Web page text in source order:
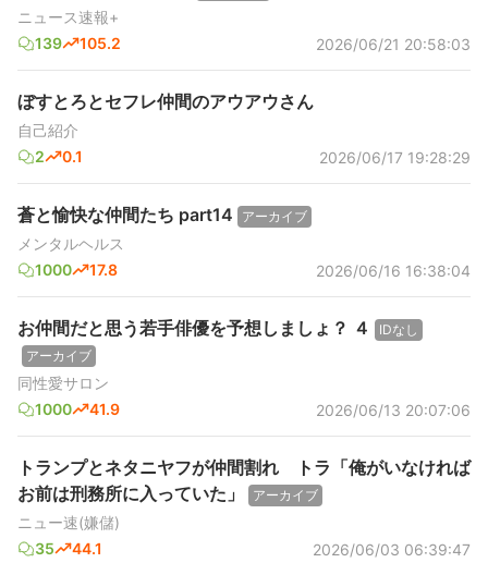
ニュース速報+
139
105.2 2026/06/21 20:58:03
ぼすとろとセフレ仲間のアウアウさん
自己紹介
2
0.1 2026/06/17 19:28:29
蒼と愉快な仲間たち part14 アーカイブ
メンタルヘルス
1000
17.8 2026/06/16 16:38:04
お仲間だと思う若手俳優を予想しましょ？ ４
IDなし
アーカイブ
同性愛サロン
1000
41.9 2026/06/13 20:07:06
トランプとネタニヤフが仲間割れ トラ「俺がいなければ
お前は刑務所に入っていた」
アーカイブ
ニュー速(嫌儲)
35
44.1 2026/06/03 06:39:47